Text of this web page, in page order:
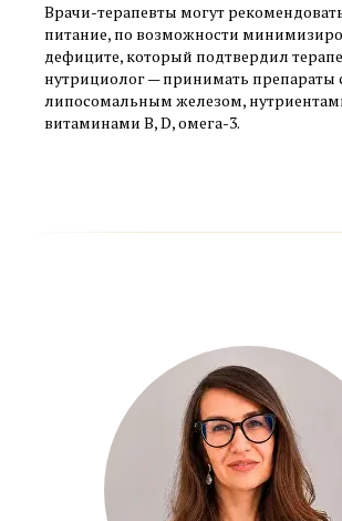
Врачи-терапевты могут
питание, по возможности
дефиците, который подтвердил
нутрициолог — принимать препараты
липосомальным железом,
витаминами B, D, омега-3.